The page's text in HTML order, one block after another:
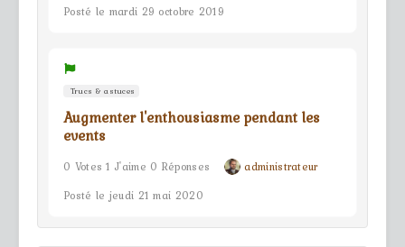
Posté le mardi 29 octobre 2019
Trucs & astuces
Augmenter l'enthousiasme pendant les
events
0 Votes 1 J'aime 0 Réponses
administrateur
Posté le jeudi 21 mai 2020